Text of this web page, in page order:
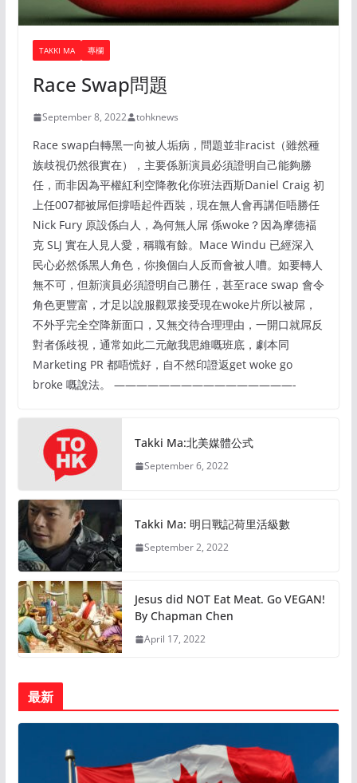
TAKKI MA 專欄
Race Swap問題
September 8, 2022 tohknews
Race swap白轉黑一向被人垢病，問題並非racist（雖然種
族歧視仍然很實在），主要係新演員必須證明自己能夠勝
任，而非因為平權紅利空降教化你班法西斯Daniel Craig 初
上任007都被屌佢撐唔起件西裝，現在無人會再講佢唔勝任
Nick Fury 原設係白人，為何無人屌 係woke？因為摩德褔
克 SLJ 實在人見人愛，稱職有餘。Mace Windu 已經深入
民心必然係黑人角色，你換個白人反而會被人嘈。如要轉人
無不可，但新演員必須證明自己勝任，甚至race swap 會令
角色更豐富，才足以說服觀眾接受現在woke片所以被屌，
不外乎完全空降新面口，又無交待合理理由，一開口就屌反
對者係歧視，通常如此二元敵我思維嘅班底，劇本同
Marketing PR 都唔慌好，自不然印證返get woke go
broke 嘅說法。 ————————————————-
Takki Ma:北美媒體公式
September 6, 2022
Takki Ma: 明日戰記荷里活級數
September 2, 2022
Jesus did NOT Eat Meat. Go VEGAN!
By Chapman Chen
April 17, 2022
最新